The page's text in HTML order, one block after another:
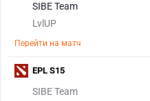
SIBE Team
LvlUP
Перейти на матч
SIBE Team
EPL S15